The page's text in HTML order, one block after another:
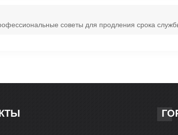
советы для продления срока